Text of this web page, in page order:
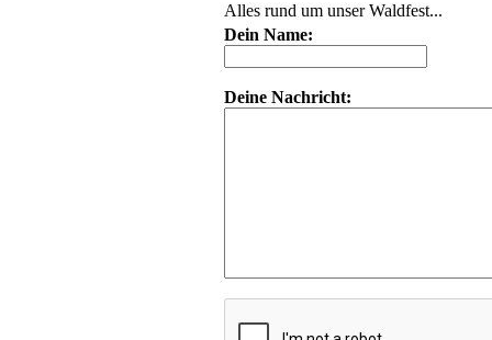
Alles rund um unser Waldfest...
Dein Name:
Deine Nachricht: